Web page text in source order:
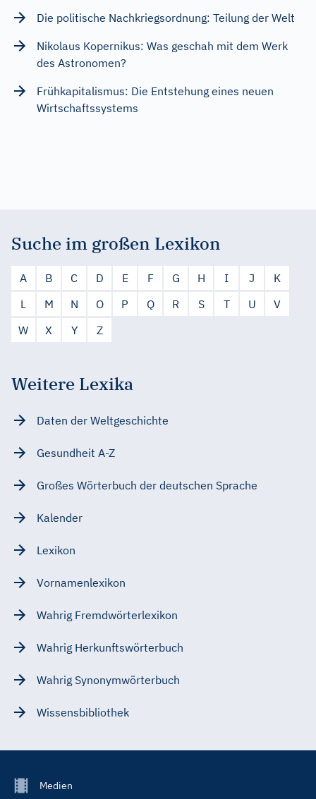
Die politische Nachkriegsordnung: Teilung der Welt
Nikolaus Kopernikus: Was geschah mit dem Werk
des Astronomen?
Frühkapitalismus: Die Entstehung eines neuen
Wirtschaftssystems
Suche im großen Lexikon
A B C D E F G H I J
K
L
M N O P Q R S T U
V
W
X Y Z
Weitere Lexika
Daten der Weltgeschichte
Gesundheit A-Z
Großes Wörterbuch der deutschen Sprache
Kalender
Lexikon
Vornamenlexikon
Wahrig Fremdwörterlexikon
Wahrig Herkunftswörterbuch
Wahrig Synonymwörterbuch
Wissensbibliothek
FooterMedien